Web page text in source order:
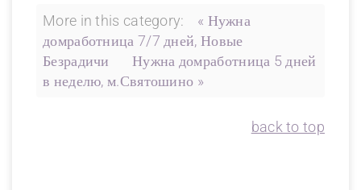
More in this category:
« Нужна
домработница 7/7 дней, Новые
Безрадичи
Нужна домработница 5 дней
в неделю, м.Святошино »
back to top